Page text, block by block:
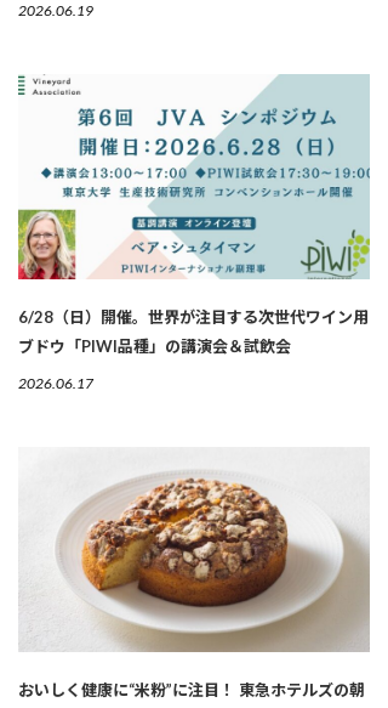
2026.06.19
6/28（日）開催。世界が注目する次世代ワイン用
ブドウ「PIWI品種」の講演会＆試飲会
2026.06.17
おいしく健康に“米粉”に注目！ 東急ホテルズの朝